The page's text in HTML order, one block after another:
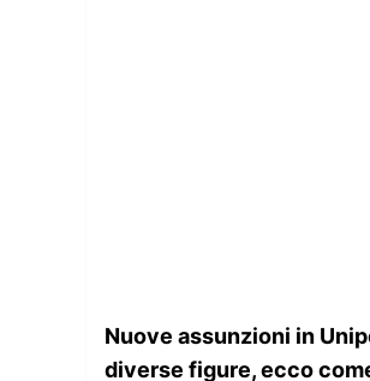
Nuove assunzioni in
diverse figure, ecco